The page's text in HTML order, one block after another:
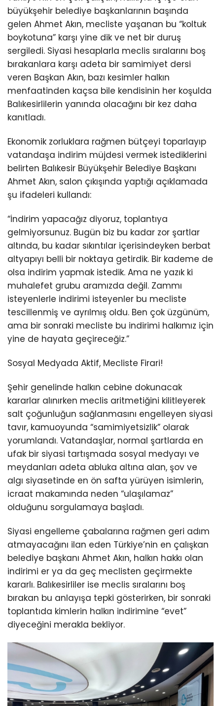
büyükşehir belediye başkanlarının başında
gelen Ahmet Akın, mecliste yaşanan bu “koltuk
boykotuna” karşı yine dik ve net bir duruş
sergiledi. Siyasi hesaplarla meclis sıralarını boş
bırakanlara karşı adeta bir samimiyet dersi
veren Başkan Akın, bazı kesimler halkın
menfaatinden kaçsa bile kendisinin her koşulda
Balıkesirlilerin yanında olacağını bir kez daha
kanıtladı.
Ekonomik zorluklara rağmen bütçeyi toparlayıp
vatandaşa indirim müjdesi vermek istediklerini
belirten Balıkesir Büyükşehir Belediye Başkanı
Ahmet Akın, salon çıkışında yaptığı açıklamada
şu ifadeleri kullandı:
“İndirim yapacağız diyoruz, toplantıya
gelmiyorsunuz. Bugün biz bu kadar zor şartlar
altında, bu kadar sıkıntılar içerisindeyken berbat
altyapıyı belli bir noktaya getirdik. Bir kademe de
olsa indirim yapmak istedik. Ama ne yazık ki
muhalefet grubu aramızda değil. Zammı
isteyenlerle indirimi isteyenler bu mecliste
tescillenmiş ve ayrılmış oldu. Ben çok üzgünüm,
ama bir sonraki mecliste bu indirimi halkımız için
yine de hayata geçireceğiz.”
Sosyal Medyada Aktif, Mecliste Firari!
Şehir genelinde halkın cebine dokunacak
kararlar alınırken meclis aritmetiğini kilitleyerek
salt çoğunluğun sağlanmasını engelleyen siyasi
tavır, kamuoyunda “samimiyetsizlik” olarak
yorumlandı. Vatandaşlar, normal şartlarda en
ufak bir siyasi tartışmada sosyal medyayı ve
meydanları adeta abluka altına alan, şov ve
algı siyasetinde en ön safta yürüyen isimlerin,
icraat makamında neden “ulaşılamaz”
olduğunu sorgulamaya başladı.
Siyasi engelleme çabalarına rağmen geri adım
atmayacağını ilan eden Türkiye’nin en çalışkan
belediye başkanı Ahmet Akın, halkın hakkı olan
indirimi er ya da geç meclisten geçirmekte
kararlı. Balıkesirliler ise meclis sıralarını boş
bırakan bu anlayışa tepki gösterirken, bir sonraki
toplantıda kimlerin halkın indirimine “evet”
diyeceğini merakla bekliyor.